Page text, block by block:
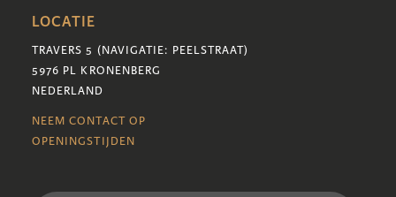
LOCATIE
TRAVERS 5 (NAVIGATIE: PEELSTRAAT)
5976 PL KRONENBERG
NEDERLAND
NEEM CONTACT OP
OPENINGSTIJDEN